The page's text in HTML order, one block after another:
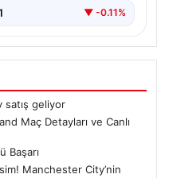
▼ -0.11%
satış geliyor
Maç Detayları ve Canlı
Başarı
Manchester City’nin